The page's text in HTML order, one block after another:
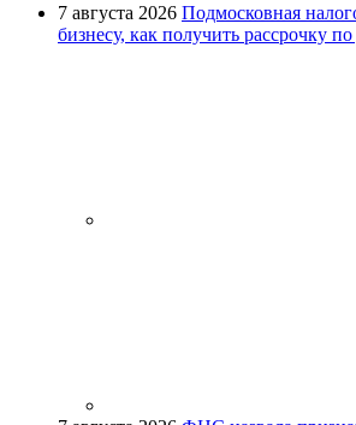
7 августа 2026 Подмосковная
бизнесу, как получить рассрочку